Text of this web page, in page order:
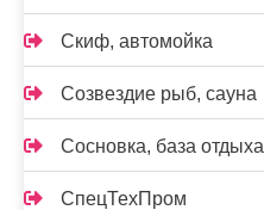
Скиф, автомойка
Созвездие рыб, сауна
Сосновка, база отдыха
СпецТехПром